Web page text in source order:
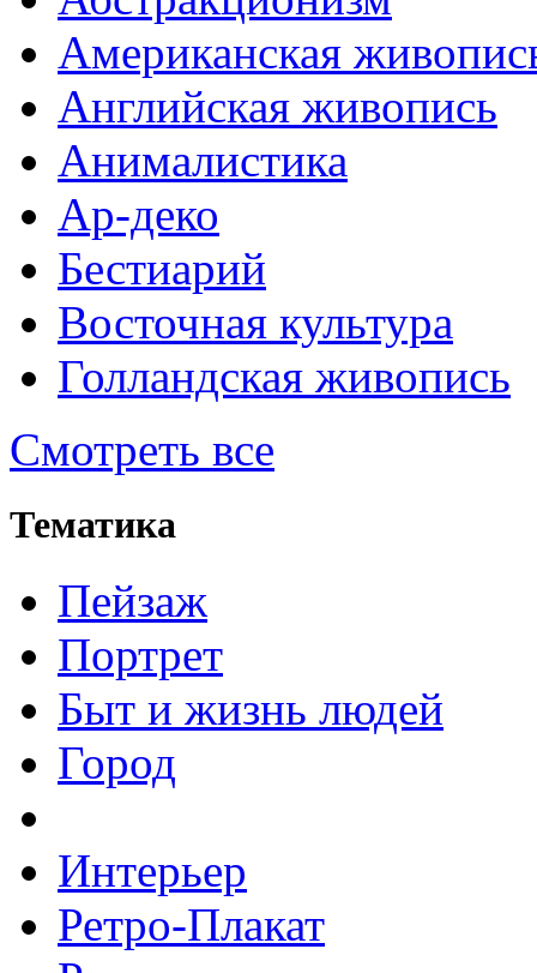
Американская
Английская живопись
Анималистика
Ар-деко
Бестиарий
Восточная культура
Голландская живопись
Смотреть все
Тематика
Пейзаж
Портрет
Быт и жизнь людей
Город
Интерьер
Ретро-Плакат